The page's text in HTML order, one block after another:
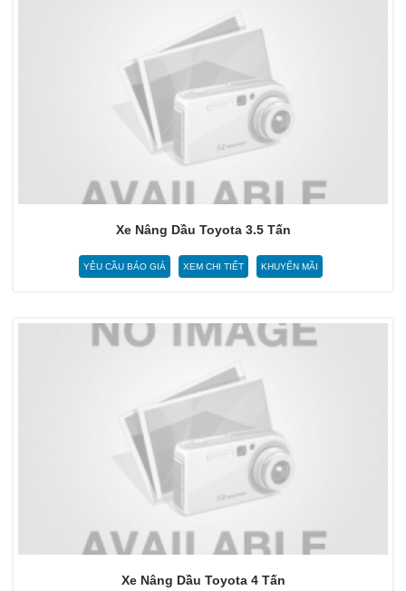
Xe Nâng Dầu Toyota 3.5 Tấn
YÊU CẦU BÁO GIÁ XEM CHI TIẾT KHUYẾN MÃI
Xe Nâng Dầu Toyota 4 Tấn